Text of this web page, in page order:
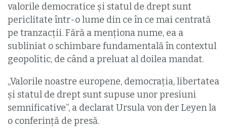
valorile democratice și statul de drept sunt
periclitate într-o lume din ce în ce mai centrată
pe tranzacții. Fără a menţiona nume, ea a
subliniat o schimbare fundamentală în contextul
geopolitic, de când a preluat al doilea mandat.
„Valorile noastre europene, democraţia, libertatea
şi statul de drept sunt supuse unor presiuni
semnificative”, a declarat Ursula von der Leyen la
o conferinţă de presă.